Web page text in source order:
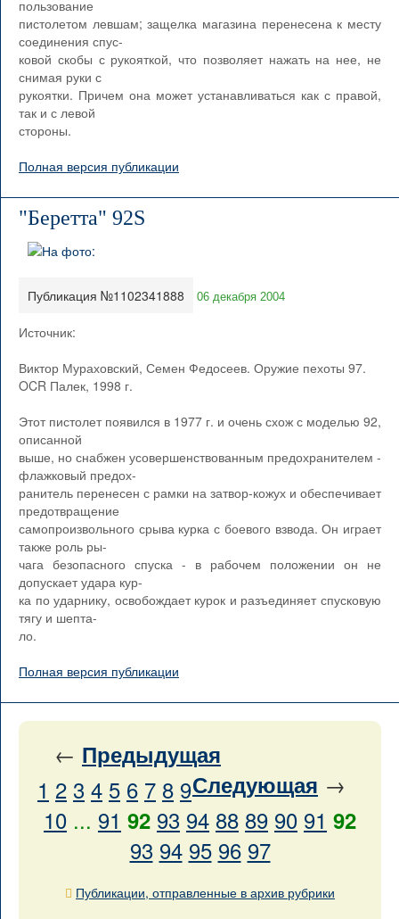
пользование
пистолетом левшам; защелка магазина перенесена к месту
соединения спус-
ковой скобы с рукояткой, что позволяет нажать на нее, не
снимая руки с
рукоятки. Причем она может устанавливаться как с правой,
так и с левой
стороны.
Полная версия публикации
"Беретта" 92S
Публикация №1102341888 06 декабря 2004
Источник:
Виктор Мураховский, Семен Федосеев. Оружие пехоты 97.
OCR Палек, 1998 г.
Этот пистолет появился в 1977 г. и очень схож с моделью 92,
описанной
выше, но снабжен усовершенствованным предохранителем -
флажковый предох-
ранитель перенесен с рамки на затвор-кожух и обеспечивает
предотвращение
самопроизвольного срыва курка с боевого взвода. Он играет
также роль ры-
чага безопасного спуска - в рабочем положении он не
допускает удара кур-
ка по ударнику, освобождает курок и разъединяет спусковую
тягу и шепта-
ло.
Полная версия публикации
← Предыдущая
Следующая →
1 2 3 4 5 6 7 8 9
10 ... 91 92 93 94 88 89 90 91 92
93 94 95 96 97
Публикации, отправленные в архив рубрики